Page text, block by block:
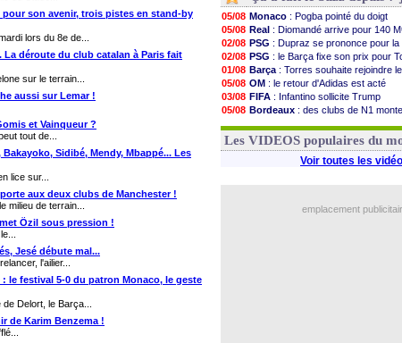
pour son avenir, trois pistes en stand-by
lors du 8e de...
La déroute du club catalan à Paris fait
sur le terrain...
aussi sur Lemar !
et Vainqueur ?
tout de...
Sidibé, Mendy, Mbappé... Les
lice sur...
aux deux clubs de Manchester !
milieu de terrain...
Özil sous pression !
Jesé débute mal...
l'ailier...
: le festival 5-0 du patron Monaco, le geste
Delort, le Barça...
de Karim Benzema !
05/08 Monaco : Pogba pointé du doigt
05/08 Real : Diomandé arrive pour 140
02/08 PSG : Dupraz se prononce pour la
02/08 PSG : le Barça fixe son prix pour
01/08 Barça : Torres souhaite rejoindre
05/08 OM : le retour d'Adidas est acté
03/08 FIFA : Infantino sollicite Trump
05/08 Bordeaux : des clubs de N1
03/08 Real: le démenti de Leipzig pour
Les VIDEOS populaires du
Voir toutes les
emplacement